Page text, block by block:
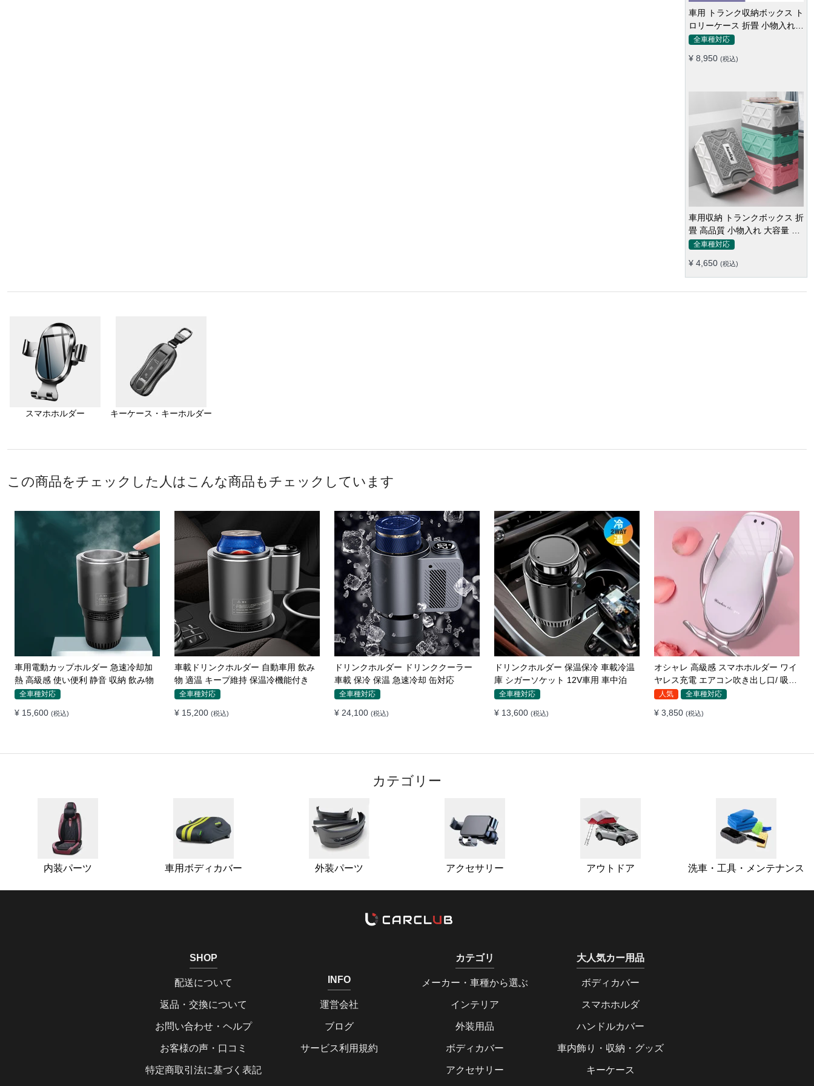
車用 トランク収納ボックス ト
ロリーケース 折畳 小物入れ
多用 大容量 かわいい 多色 耐
全車種対応
¥ 8,950 (税込)
車用収納 トランクボックス 折
畳 高品質 小物入れ 大容量 多
機能 多色 防水防塵 キャンプ
全車種対応
¥ 4,650 (税込)
スマホホルダー キーケース・キーホルダー
この商品をチェックした人はこんな商品もチェックしています
メルセデスベンツ専用 スマホホルダ
ー ワイヤレス充電 吹き出し口用 ライ
ト付きロゴ
ベンツ専用
¥ 7,050 (税込)
カーシートギャップ 漏れ防止パッド
ホンダ シートコンソール 隙間 クッ
ション
全車種対応
¥ 13,630 (税込)
マグネット車載スマホホルダー超強力
吸着 多角度調整 360°回転な台座 車用
ホルダー 折りたたみ式 片手操作 安定
全車種対応
¥ 5,230 (税込)
車載ワイヤレス充電器 LEDライト付
き360度回転 安定性 粘着ゲル吸盤＆
エアコン吹き出し口式兼用 片手操作
ダー
全車種対応
¥ 5,230 (税込)
車載スマホホルダー 超強力吸着 真空
吸盤 携帯ホルダー 多角度調整 360°回
転な台座 車用ホルダー 折りたたみ式
全車種対応
¥ 5,230 (税込)
カテゴリー
内装パーツ 車用ボディカバー 外装パーツ アクセサリー アウトドア 洗車・工具・メンテナンス
SHOP
配送について
返品・交換について
お問い合わせ・ヘルプ
お客様の声・口コミ
特定商取引法に基づく表記
INFO
運営会社
ブログ
サービス利用規約
カテゴリ
メーカー・車種から選ぶ
インテリア
外装用品
ボディカバー
アクセサリー
大人気カー用品
ボディカバー
スマホホルダ
ハンドルカバー
車内飾り・収納・グッズ
キーケース